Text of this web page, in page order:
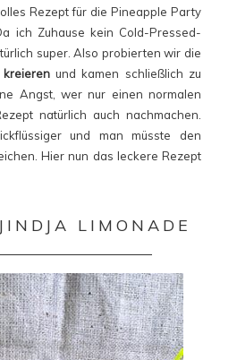
Rezept für die Pineapple Party
ich Zuhause kein Cold-Pressed-
super. Also probierten wir die
und kamen schließlich zu
Angst, wer nur einen normalen
natürlich auch nachmachen.
und man müsste den
Hier nun das leckere Rezept
LIMONADE